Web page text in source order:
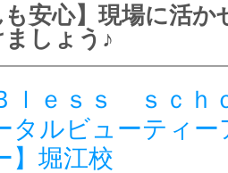
も安心】現場に活か
しょう♪
ｌｅｓｓ ｓｃｈ
タルビューティー
】堀江校